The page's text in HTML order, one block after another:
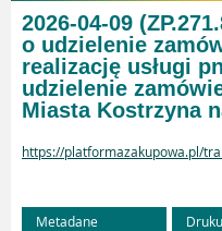
2026-04-09
o udzielenie
realizację usługi
udzielenie
Miasta Kostrzyna
https://platformazakupowa.pl/
Metadane